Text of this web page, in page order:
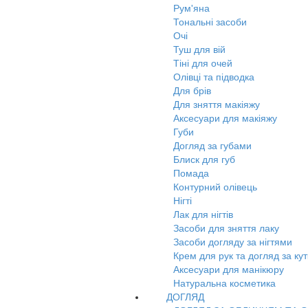
Рум'яна
Тональні засоби
Очі
Туш для вій
Тіні для очей
Олівці та підводка
Для брів
Для зняття макіяжу
Аксесуари для макіяжу
Губи
Догляд за губами
Блиск для губ
Помада
Контурний олівець
Нігті
Лак для нігтів
Засоби для зняття лаку
Засоби догляду за нігтями
Крем для рук та догляд за
Аксесуари для манікюру
Натуральна косметика
ДОГЛЯД